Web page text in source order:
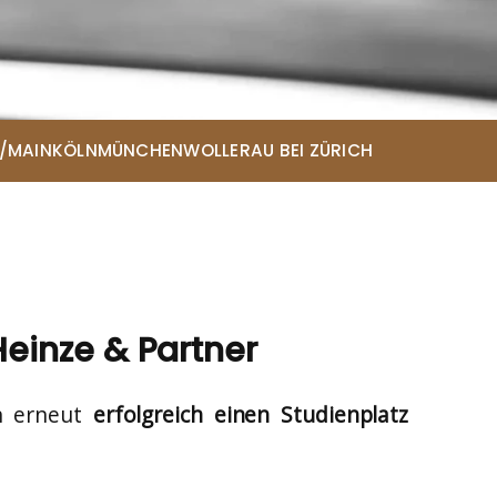
MAINKÖLNMÜNCHENWOLLERAU BEI ZÜRICH
& Partner
erneut erfolgreich einen Studienplatz